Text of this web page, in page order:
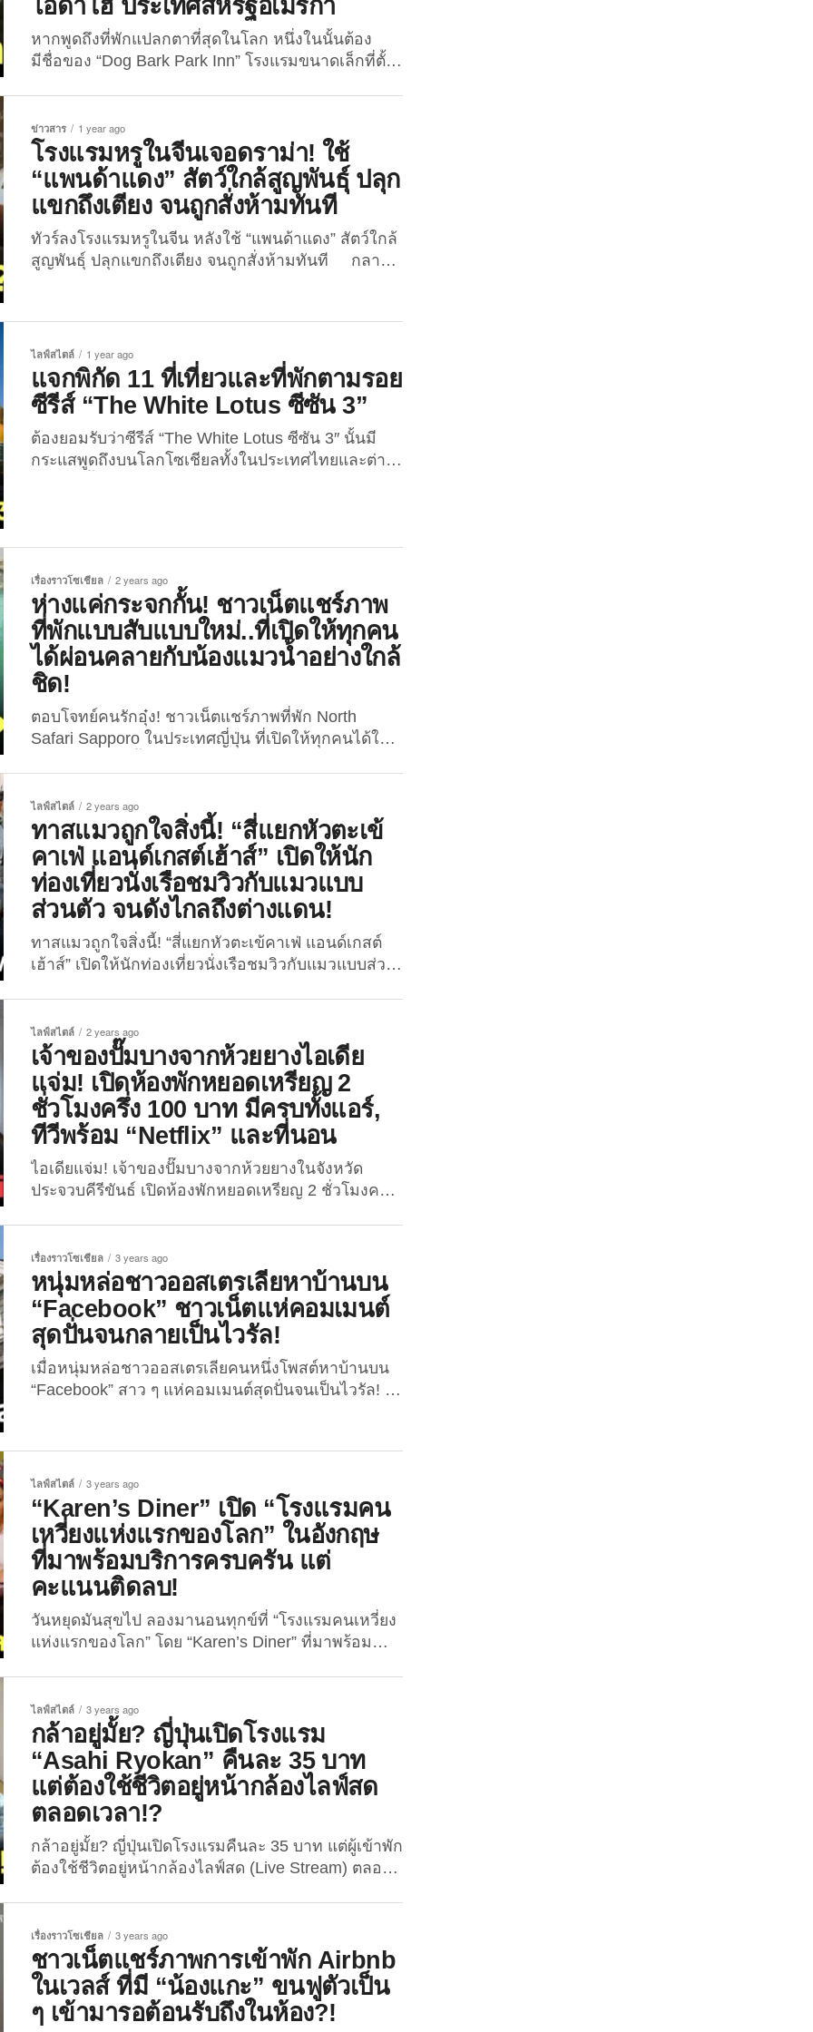
ไอดาโฮ ประเทศสหรัฐอเมริกา
หากพูดถึงที่พักแปลกตาที่สุดในโลก หนึ่งในนั้นต้อง
มีชื่อของ “Dog Bark Park Inn” โรงแรมขนาดเล็กที่ตั้ง
เพราะอาคารทั้งหลังถูกสร้างขึ้นเป็นรูปทรงของ “สุนัขบี
เกิ้ลขนาดมหึมา” และมีความสูงถึง 9 เมตร และยังเป็น
“โรงแรมรูปบีเกิ้ลแห่งแรกของโลก” ที่ได้รับการบันทึก
โดย “World Record Academy” อีกด้วย ตัวอาคารที่
เพื่อน ๆ เห็นนี้ก็มีชื่อเล่นว่า...
ข่าวสาร 1 year ago
โรงแรมหรูในจีนเจอดราม่า! ใช้
“แพนด้าแดง” สัตว์ใกล้สูญพันธุ์ ปลุก
แขกถึงเตียง จนถูกสั่งห้ามทันที
ทัวร์ลงโรงแรมหรูในจีน หลังใช้ “แพนด้าแดง” สัตว์ใกล้
สูญพันธุ์ ปลุกแขกถึงเตียง จนถูกสั่งห้ามทันที กลาย
Liangjiang Holiday Hotel” ซึ่งตั้งอยู่ในเขตชนบทใกล้
เมืองฉงชิ่ง ทางตะวันตกเฉียงใต้ของประเทศ กำลัง
เผชิญเสียงวิพากษ์วิจารณ์อย่างหนัก หลังมีรายงานว่า
โรงแรมดังกล่าวได้นำ “แพนด้าแดง” สัตว์หายากและ
ใกล้สูญพันธุ์ มาใช้เป็น “นาฬิกาปลุก” ปลุกแขกถึงห้อง
พัก! ...
ไลฟ์สไตล์ 1 year ago
แจกพิกัด 11 ที่เที่ยวและที่พักตามรอย
ซีรีส์ “The White Lotus ซีซัน 3”
ต้องยอมรับว่าซีรีส์ “The White Lotus ซีซัน 3″ นั้นมี
กระแสพูดถึงบนโลกโซเชียลทั้งในประเทศไทยและต่าง
เหยียดสีผิว (คนไทยผิวเหลือง) รึเปล่า? แต่หลายคนก็
มองว่าทางผู้สร้างซีรีส์เลือกใช้โทนสีประมาณนี้มา
ตั้งแต่ซีซันแรกแล้วและเมืองไทยก็เป็นเมืองร้อน จึง
ไม่ใช่เรื่องผิดแปลกอะไรที่จะใช้สีโทนร้อน จนกระทั่งวัน
เปิดตัวซีรีส์เรื่องนี้ เพราะนักแสดงไทยที่ได้รับเชิญมา
เล่นซีรีส์ระดับอินเตอร์นี้ ไม่ได้มีแค่นักแสดงชั้นครูอย่าง
“ครูเล็ก-ภัทราวดี มีชูธน” เท่านั้น แต่ยังได้ “ลิซ่า-ลลิษา
โลกเชื้อสายไทย...
เรื่องราวโซเชียล 2 years ago
ห่างแค่กระจกกั้น! ชาวเน็ตแชร์ภาพ
ที่พักแบบสับแบบใหม่..ที่เปิดให้ทุกคน
ได้ผ่อนคลายกับน้องแมวน้ำอย่างใกล้
ชิด!
ตอบโจทย์คนรักอุ๋ง! ชาวเน็ตแชร์ภาพที่พัก North
Safari Sapporo ในประเทศญี่ปุ่น ที่เปิดให้ทุกคนได้ใกล้
ได้ออกมาแชร์ประสบการณ์การเช็คอินที่พักใน
บรรยากาศสวนสัตว์ โดยเธอได้เลือกห้องพักที่มีสัตว์โลก
ตัวก้อนอย่างเจ้าอุ๋งให้อยู่ด้วยกันไปตลอดทั้งคืน ซึ่งผลที่
ออกมาก็คือเธอนอนดูน้องแมวน้ำ..น้อยกว่าที่แมวน้ำ
นอนดูเธอซะงั้นนน เมื่อไม่นานมานี้ (วันที่ 3
พฤศจิกายน 2024) ชาวเน็ตญี่ปุ่นหรือผู้ใช้แอคเคาท์ X:
@HARUURARA_mochi ได้ออกมาโพสต์ภาพและแชร์
ประสบการณ์การเข้าพักที่ North Safari...
ไลฟ์สไตล์ 2 years ago
ทาสแมวถูกใจสิ่งนี้! “สี่แยกหัวตะเข้
คาเฟ่ แอนด์เกสต์เฮ้าส์” เปิดให้นัก
ท่องเที่ยวนั่งเรือชมวิวกับแมวแบบ
ส่วนตัว จนดังไกลถึงต่างแดน!
ทาสแมวถูกใจสิ่งนี้! “สี่แยกหัวตะเข้คาเฟ่ แอนด์เกสต์
เฮ้าส์” เปิดให้นักท่องเที่ยวนั่งเรือชมวิวกับแมวแบบส่วน
เป็น “ทาสแมว” ต้องมาเช็คอินให้ได้สักครั้งหนึ่งในชีวิต
ซะแล้ว เพราะที่ “สี่แยกหัวตะเข้คาเฟ่ แอนด์เกสต์เฮ้าส์”
นอกจากจะให้บริการที่พักสำหรับนักท่องเที่ยวในราคา
มิตรภาพแล้ว ยังมีบริการพานักท่องเที่ยวพายเรือชมวิว
กับเหล่าน้องแมวประจำเกสต์เฮ้าส์ด้วย! และบริการ
พานักท่องเที่ยวนั่งเรือชมวิว หรือบางครั้งก็พายเรือชม
วิวไปด้วยเก็บขยะไปด้วย พร้อมกับน้องแมวน่ารัก
จำนวนหลายตัวแบบชิลล์ ๆ ยามเย็นหลัง 17:00 น. นี้...
ไลฟ์สไตล์ 2 years ago
เจ้าของปั๊มบางจากห้วยยางไอเดีย
แจ่ม! เปิดห้องพักหยอดเหรียญ 2
ชั่วโมงครึ่ง 100 บาท มีครบทั้งแอร์,
ทีวีพร้อม “Netflix” และที่นอน
ไอเดียแจ่ม! เจ้าของปั๊มบางจากห้วยยางในจังหวัด
ประจวบคีรีขันธ์ เปิดห้องพักหยอดเหรียญ 2 ชั่วโมงครึ่ง
ต้องถูกใจที่พักแห่งใหม่ของ “คุณธเนศ แซ่ลือ” เจ้าของ
ปั๊มน้ำมันบางจาก ซึ่งตั้งอยู่ที่บ้านคอกม้า ตำบลห้วยยาง
อำเภอทับสะแก จังหวัดประจวบคีรีขันธ์ กันอย่าง
แน่นอน เพราะเป็น “ห้องพักหยอดเหรียญ” ที่มีสิ่งอำนวย
ความสะดวกครบครัน ไม่ว่าจะแอร์, ทีวี 43 นิ้ว...
เรื่องราวโซเชียล 3 years ago
หนุ่มหล่อชาวออสเตรเลียหาบ้านบน
“Facebook” ชาวเน็ตแห่คอมเมนต์
สุดปั่นจนกลายเป็นไวรัล!
เมื่อหนุ่มหล่อชาวออสเตรเลียคนหนึ่งโพสต์หาบ้านบน
“Facebook” สาว ๆ แห่คอมเมนต์สุดปั่นจนเป็นไวรัล!
ทำงาน เขาจึงตัดสินใจโพสต์ประกาศหาบ้านลงบน
“Facebook Group” ชื่อว่า “Sydney Australia Shared
Flats, Rooms, Houses, Sublet,...
ไลฟ์สไตล์ 3 years ago
“Karen’s Diner” เปิด “โรงแรมคน
เหวี่ยงแห่งแรกของโลก” ในอังกฤษ
ที่มาพร้อมบริการครบครัน แต่
คะแนนติดลบ!
วันหยุดมันสุขไป ลองมานอนทุกข์ที่ “โรงแรมคนเหวี่ยง
แห่งแรกของโลก” โดย “Karen’s Diner” ที่มาพร้อม
ไทย ๆ ก็คือ “ร้านอาหารมนุษย์ป้า” ที่มีจุดเด่นเรื่องการ
มอบประสบการณ์การกินอาหารยอดแย่ให้กับลูกค้าทุก
คนว่าเป็นการให้บริการลูกค่าที่แย่แล้ว ล่าสุดเขาได้เปิด
“โรงแรมคนเหวี่ยงแห่งแรกของโลก” ซึ่งจะมอบ
ประสบการณ์การเข้าพักค้างคืนยอดแย่ให้กับผู้เข้าพัก
ทุกคนแบบฉ่ำ ๆ ตลอด...
ไลฟ์สไตล์ 3 years ago
กล้าอยู่มั้ย? ญี่ปุ่นเปิดโรงแรม
“Asahi Ryokan” คืนละ 35 บาท
แต่ต้องใช้ชีวิตอยู่หน้ากล้องไลฟ์สด
ตลอดเวลา!?
กล้าอยู่มั้ย? ญี่ปุ่นเปิดโรงแรมคืนละ 35 บาท แต่ผู้เข้าพัก
ต้องใช้ชีวิตอยู่หน้ากล้องไลฟ์สด (Live Stream) ตลอด
เพราะนั่งเครื่องบินไป 6 ชั่วโมงก็ถึงแล้ว แถมยังฟรีวีซ่า
เข้าประเทศไม่เกิน 15 วัน อีกต่างหาก สำหรับใครที่ไป
เช็คอินแลนด์มาร์กสำคัญในแต่ละจังหวัดของแดนปลา
ดิบจนครบแล้ว และกำลังมองหาความตื่นเต้นและความ
ท้าทายใหม่ ๆ ที่ประเทศนี้ The...
เรื่องราวโซเชียล 3 years ago
ชาวเน็ตแชร์ภาพการเข้าพัก Airbnb
ในเวลส์ ที่มี “น้องแกะ” ขนฟูตัวเป็น
ๆ เข้ามารอต้อนรับถึงในห้อง?!